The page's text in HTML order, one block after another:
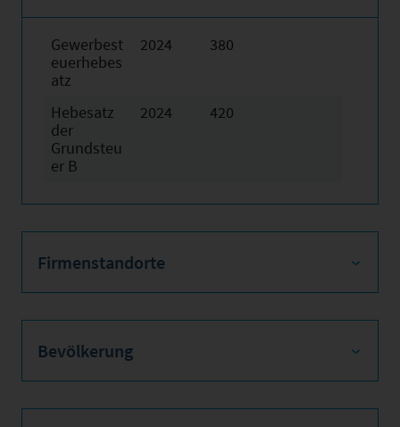
Gewerbest
euerhebes
atz
2024 380
Hebesatz
der
Grundsteu
er B
2024 420
Firmenstandorte
Bevölkerung